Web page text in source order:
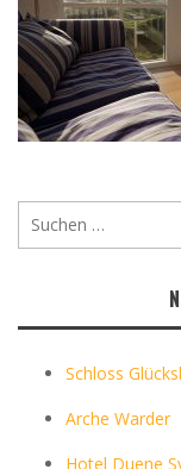
Schloss
Arche Warder
Hotel Duene